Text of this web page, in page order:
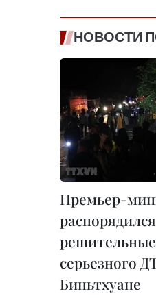
НОВОСТИ
Премьер-
серьезного
Биньтхуане